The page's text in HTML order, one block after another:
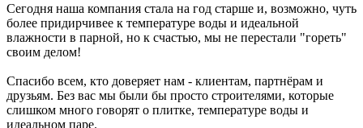
Сегодня наша компания стала на год старше и, возможно, чуть
более придирчивее к температуре воды и идеальной
влажности в парной, но к счастью, мы не перестали "гореть"
своим делом!
Спасибо всем, кто доверяет нам - клиентам, партнёрам и
друзьям. Без вас мы были бы просто строителями, которые
слишком много говорят о плитке, температуре воды и
идеальном паре.